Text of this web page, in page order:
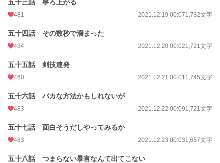
五十三話 寧ろ上がる
481 2021.12.19 00:071,732文字
五十四話 その数秒で溜まった
434 2021.12.20 00:021,721文字
五十五話 剣技連発
460 2021.12.21 00:011,745文字
五十六話 バカな方法かもしれないが
483 2021.12.22 00:091,721文字
五十七話 面白そうだしやってみるか
483 2021.12.23 00:031,657文字
五十八話 つまらない暴言なんて出てこない